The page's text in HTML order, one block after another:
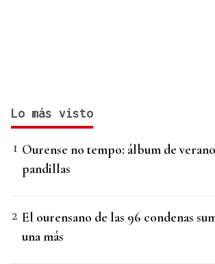
Lo más visto
Ourense no tempo: álbum de
pandillas
El ourensano de las 96 condenas
una más